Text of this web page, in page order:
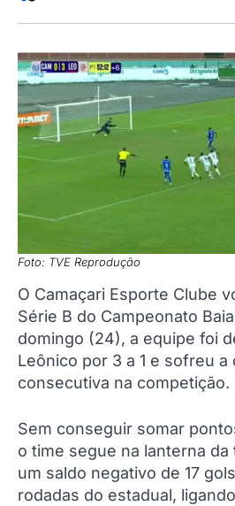
Foto: TVE Reprodução
O Camaçari Esporte Clube
Série B do Campeonato
domingo (24), a equipe foi
Leônico por 3 a 1 e sofreu a
consecutiva na competição.
Sem conseguir somar
o time segue na lanterna da
um saldo negativo de 17
rodadas do estadual,